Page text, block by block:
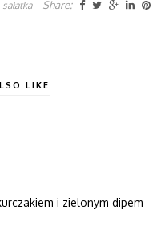
sałatka Share:
LIKE
i zielonym dipem